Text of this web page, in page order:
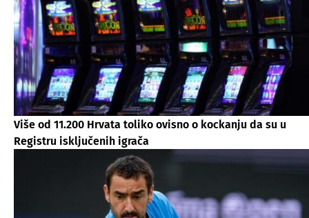
Više od 11.200 Hrvata toliko ovisno o kockanju da su u
Registru isključenih igrača